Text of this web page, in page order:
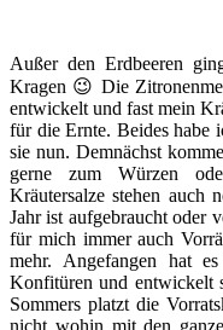
Außer den Erdbeeren
Kragen 😉 Die
entwickelt und fast mein
für die Ernte. Beides habe
sie nun. Demnächst
gerne zum Würzen
Kräutersalze stehen auch
Jahr ist aufgebraucht oder
für mich immer auch
mehr. Angefangen hat
Konfitüren und entwickelt
Sommers platzt die
nicht wohin mit den